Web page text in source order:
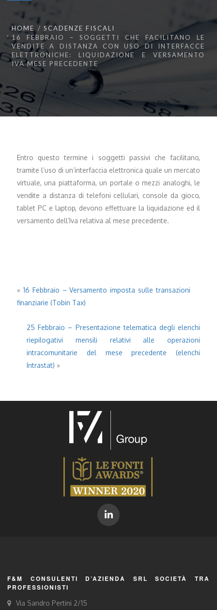
HOME
SCADENZE FISCALI
16 FEBBRAIO – SOGGETTI CHE FACILITANO LE
VENDITE A DISTANZA CON USO DI INTERFACCE
ELETTRONICHE: LIQUIDAZIONE E VERSAMENTO
IVA MESE PRECEDENTE
Entro questo termine i soggetti passivi che facilitano,
tramite l’uso di un’interfaccia elettronica quale un mercato
virtuale, una piattaforma, un portale o mezzi analoghi, le
vendite a distanza di telefoni cellulari, console da gioco,
tablet PC e laptop, devono effettuare la liquidazione ed il
versamento dell’Iva relativa al mese precedente.
« 16 Febbraio – Versamento imposta sulle transazioni
finanziarie (Tobin Tax)
25 Febbraio – Presentazione telematica degli elenchi
riepilogativi mensili relativi alle operazioni
intracomunitarie del mese precedente (elenchi
Intrastat) »
F&M CONSULENTI D’AZIENDA SRL SOCIETÀ TRA
PROFESSIONISTI
Via Sandro Pertini 2/15